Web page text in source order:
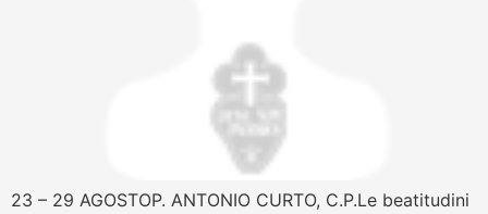
23 – 29 AGOSTOP. ANTONIO CURTO, C.P.Le beatitudini